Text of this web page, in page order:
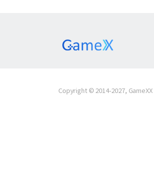
Copyright © 2014-2027, GameXX